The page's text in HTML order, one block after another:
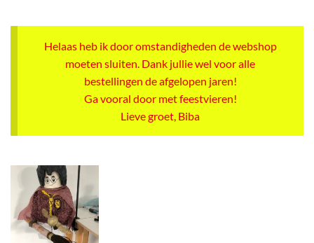
Helaas heb ik door omstandigheden de webshop
moeten sluiten. Dank jullie wel voor alle
bestellingen de afgelopen jaren!
Ga vooral door met feestvieren!
Lieve groet, Biba